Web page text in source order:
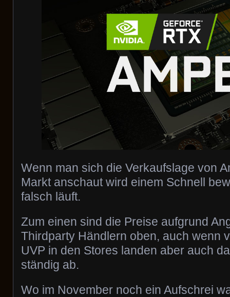
Wenn man sich die Verkaufslage von
Markt anschaut wird einem Schnell
falsch läuft.
Zum einen sind die Preise aufgrund
Thirdparty Händlern oben, auch wenn
UVP in den Stores landen aber auch
ständig ab.
Wo im November noch ein Aufschrei